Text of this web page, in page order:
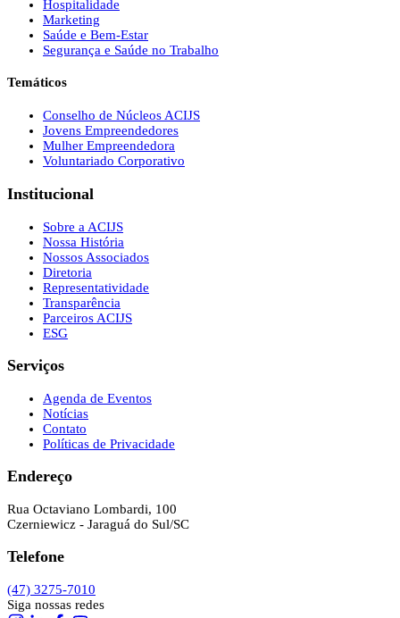
Hospitalidade
Marketing
Saúde e Bem-Estar
Segurança e Saúde no Trabalho
Temáticos
Conselho de Núcleos ACIJS
Jovens Empreendedores
Mulher Empreendedora
Voluntariado Corporativo
Institucional
Sobre a ACIJS
Nossa História
Nossos Associados
Diretoria
Representatividade
Transparência
Parceiros ACIJS
ESG
Serviços
Agenda de Eventos
Notícias
Contato
Políticas de Privacidade
Endereço
Rua Octaviano Lombardi, 100
Czerniewicz - Jaraguá do Sul/SC
Telefone
(47) 3275-7010
Siga nossas redes